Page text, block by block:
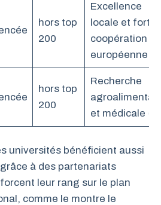
hors top
200
Excellence
locale et forte
coopération
européenne
hors top
200
Recherche
et médicale
universités bénéficient aussi
à des partenariats
leur rang sur le plan
comme le montre le